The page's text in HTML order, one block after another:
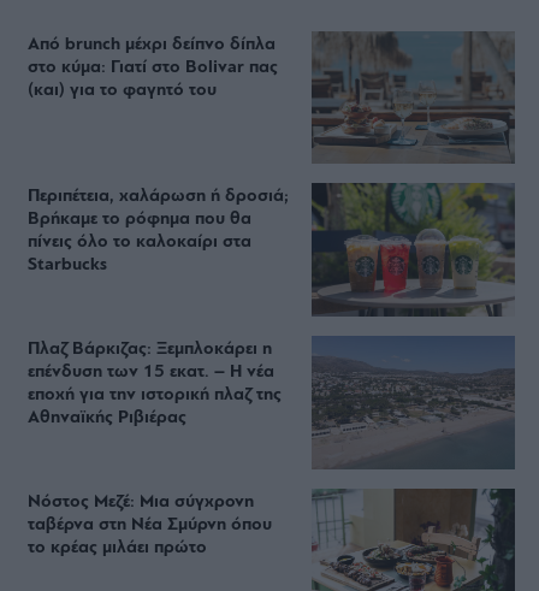
Από brunch μέχρι δείπνο δίπλα
στο κύμα: Γιατί στο Bolivar πας
(και) για το φαγητό του
Περιπέτεια, χαλάρωση ή δροσιά;
Βρήκαμε το ρόφημα που θα
πίνεις όλο το καλοκαίρι στα
Starbucks
Πλαζ Βάρκιζας: Ξεμπλοκάρει η
επένδυση των 15 εκατ. – Η νέα
εποχή για την ιστορική πλαζ της
Αθηναϊκής Ριβιέρας
Νόστος Μεζέ: Μια σύγχρονη
ταβέρνα στη Νέα Σμύρνη όπου
το κρέας μιλάει πρώτο